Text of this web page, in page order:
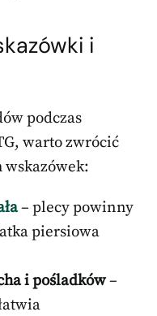
i
podczas
warto zwrócić
– plecy powinny
piersiowa
i pośladków–